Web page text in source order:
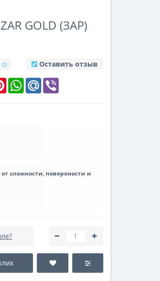
GOLD (ЗАР)
Оставить отзыв
PinterestWhatsAppMail.Ru
сложности, поверхности и